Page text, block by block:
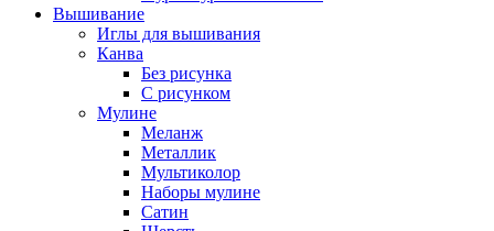
Вышивание
Иглы для вышивания
Канва
Без рисунка
С рисунком
Мулине
Меланж
Металлик
Мультиколор
Наборы мулине
Сатин